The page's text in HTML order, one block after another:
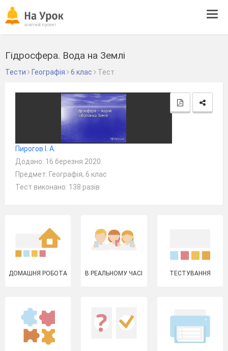
Гідросфера. Вода на Землі
Тести Географія 6 клас Тест
Пирогов І. А.
Додано: 16 березня 2020
Предмет: Географія, 6 клас
Тест виконано: 138 разів
ДОМАШНЯ РОБОТА В РЕАЛЬНОМУ ЧАСІ ТЕСТУВАННЯ